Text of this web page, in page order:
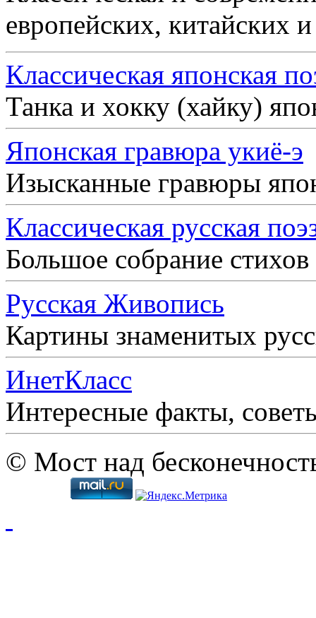
европейских, китайских
Классическая японская
Танка и хокку (хайку)
Японская гравюра укиё-э
Изысканные гравюры
Классическая русская
Большое собрание
Русская Живопись
Картины знаменитых
ИнетКласс
Интересные факты,
© Мост над